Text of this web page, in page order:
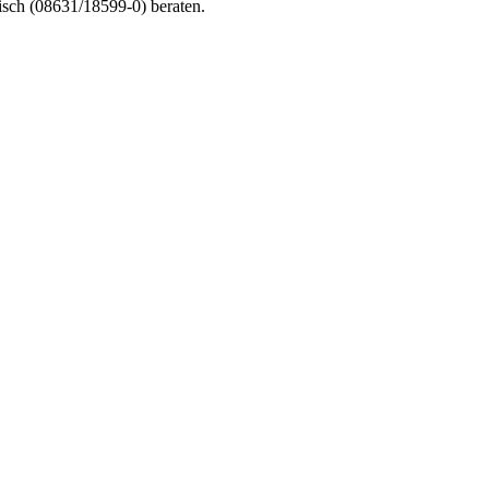
(08631/18599-0) beraten.